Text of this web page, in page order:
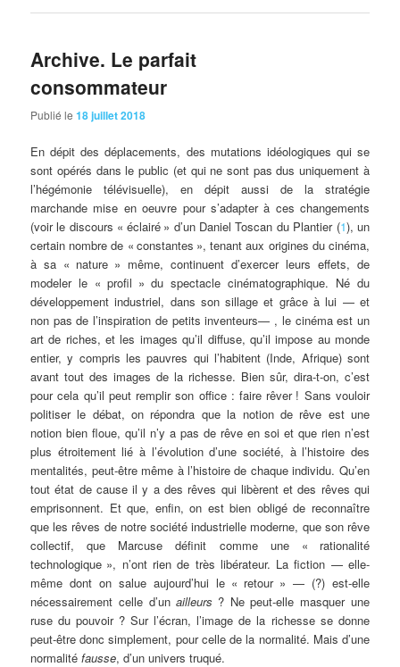
Archive. Le parfait
consommateur
Publié le18 juillet 2018
En dépit des déplacements, des mutations idéologiques qui se
sont opérés dans le public (et qui ne sont pas dus uniquement à
l’hégémonie télévisuelle), en dépit aussi de la stratégie
marchande mise en oeuvre pour s’adapter à ces changements
(voir le discours « éclairé » d’un Daniel Toscan du Plantier (1), un
certain nombre de « constantes », tenant aux origines du cinéma,
à sa « nature » même, continuent d’exercer leurs effets, de
modeler le « profil » du spectacle cinématographique. Né du
développement industriel, dans son sillage et grâce à lui — et
non pas de l’inspiration de petits inventeurs— , le cinéma est un
art de riches, et les images qu’il diffuse, qu’il impose au monde
entier, y compris les pauvres qui l’habitent (Inde, Afrique) sont
avant tout des images de la richesse. Bien sûr, dira-t-on, c’est
pour cela qu’il peut remplir son office : faire rêver ! Sans vouloir
politiser le débat, on répondra que la notion de rêve est une
notion bien floue, qu’il n’y a pas de rêve en soi et que rien n’est
plus étroitement lié à l’évolution d’une société, à l’histoire des
mentalités, peut-être même à l’histoire de chaque individu. Qu’en
tout état de cause il y a des rêves qui libèrent et des rêves qui
emprisonnent. Et que, enfin, on est bien obligé de reconnaître
que les rêves de notre société industrielle moderne, que son rêve
collectif, que Marcuse définit comme une «
rationalité
technologique », n’ont rien de très libérateur. La fiction — elle-
même dont on salue aujourd’hui le « retour » — (?) est-elle
nécessairement celle d’unailleurs ? Ne peut-elle masquer une
ruse du pouvoir ? Sur l’écran, l’image de la richesse se donne
peut-être donc simplement, pour celle de la normalité. Mais d’une
normalitéfausse, d’un univers truqué.